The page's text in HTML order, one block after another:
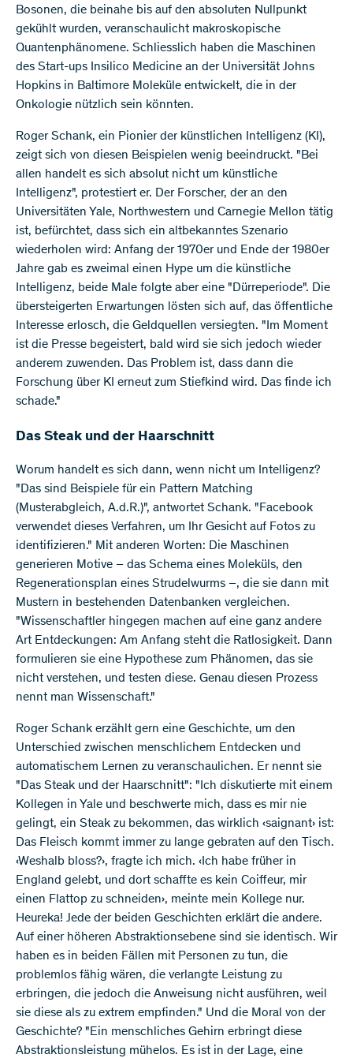
Bosonen, die beinahe bis auf den absoluten Nullpunkt
gekühlt wurden, veranschaulicht makroskopische
Quantenphänomene. Schliesslich haben die Maschinen
des Start-ups Insilico Medicine an der Universität Johns
Hopkins in Baltimore Moleküle entwickelt, die in der
Onkologie nützlich sein könnten.
Roger Schank, ein Pionier der künstlichen Intelligenz (KI),
zeigt sich von diesen Beispielen wenig beeindruckt. "Bei
allen handelt es sich absolut nicht um künstliche
Intelligenz", protestiert er. Der Forscher, der an den
Universitäten Yale, Northwestern und Carnegie Mellon tätig
ist, befürchtet, dass sich ein altbekanntes Szenario
wiederholen wird: Anfang der 1970er und Ende der 1980er
Jahre gab es zweimal einen Hype um die künstliche
Intelligenz, beide Male folgte aber eine "Dürreperiode". Die
übersteigerten Erwartungen lösten sich auf, das öffentliche
Interesse erlosch, die Geldquellen versiegten. "Im Moment
ist die Presse begeistert, bald wird sie sich jedoch wieder
anderem zuwenden. Das Problem ist, dass dann die
Forschung über KI erneut zum Stiefkind wird. Das finde ich
schade."
Das Steak und der Haarschnitt
Worum handelt es sich dann, wenn nicht um Intelligenz?
"Das sind Beispiele für ein Pattern Matching
(Musterabgleich, A.d.R.)", antwortet Schank. "Facebook
verwendet dieses Verfahren, um Ihr Gesicht auf Fotos zu
identifizieren." Mit anderen Worten: Die Maschinen
generieren Motive – das Schema eines Moleküls, den
Regenerationsplan eines Strudelwurms –, die sie dann mit
Mustern in bestehenden Datenbanken vergleichen.
"Wissenschaftler hingegen machen auf eine ganz andere
Art Entdeckungen: Am Anfang steht die Ratlosigkeit. Dann
formulieren sie eine Hypothese zum Phänomen, das sie
nicht verstehen, und testen diese. Genau diesen Prozess
nennt man Wissenschaft."
Roger Schank erzählt gern eine Geschichte, um den
Unterschied zwischen menschlichem Entdecken und
automatischem Lernen zu veranschaulichen. Er nennt sie
"Das Steak und der Haarschnitt": "Ich diskutierte mit einem
Kollegen in Yale und beschwerte mich, dass es mir nie
gelingt, ein Steak zu bekommen, das wirklich ‹saignant› ist:
Das Fleisch kommt immer zu lange gebraten auf den Tisch.
‹Weshalb bloss?›, fragte ich mich. ‹Ich habe früher in
England gelebt, und dort schaffte es kein Coiffeur, mir
einen Flattop zu schneiden›, meinte mein Kollege nur.
Heureka! Jede der beiden Geschichten erklärt die andere.
Auf einer höheren Abstraktionsebene sind sie identisch. Wir
haben es in beiden Fällen mit Personen zu tun, die
problemlos fähig wären, die verlangte Leistung zu
erbringen, die jedoch die Anweisung nicht ausführen, weil
sie diese als zu extrem empfinden." Und die Moral von der
Geschichte? "Ein menschliches Gehirn erbringt diese
Abstraktionsleistung mühelos. Es ist in der Lage, eine